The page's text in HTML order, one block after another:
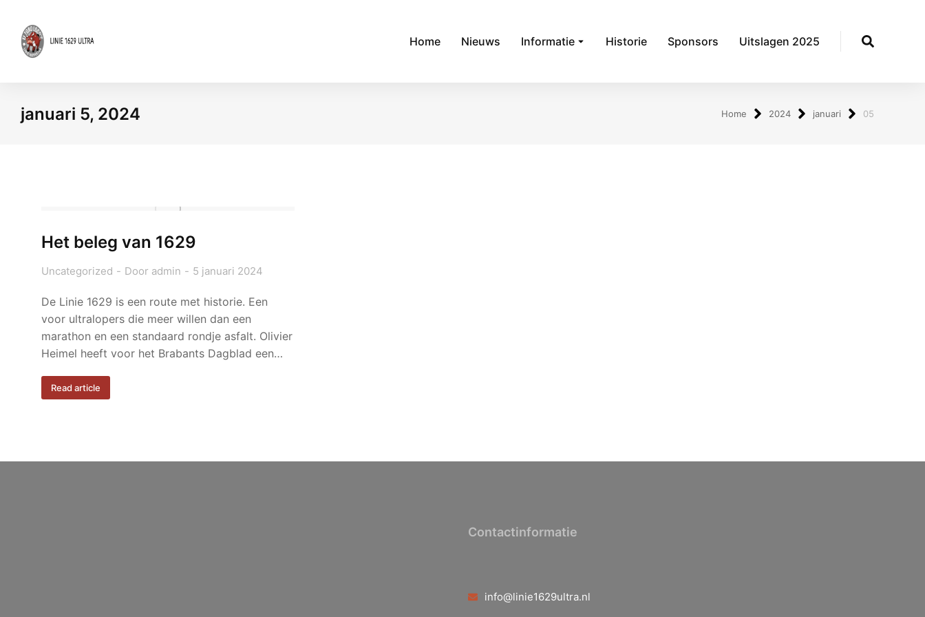
Home Nieuws Informatie Historie Sponsors Uitslagen 2025
januari 5, 2024 Home 2024 januari 05
Het beleg van 1629
Uncategorized Door admin 5 januari 2024
De Linie 1629 is een route met historie. Een
voor ultralopers die meer willen dan een
marathon en een standaard rondje asfalt. Olivier
Heimel heeft voor het Brabants Dagblad een…
Read article
Contactinformatie
info@linie1629ultra.nl